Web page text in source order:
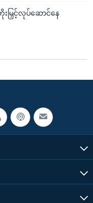
မြှင့်လုပ်ဆောင်နေ